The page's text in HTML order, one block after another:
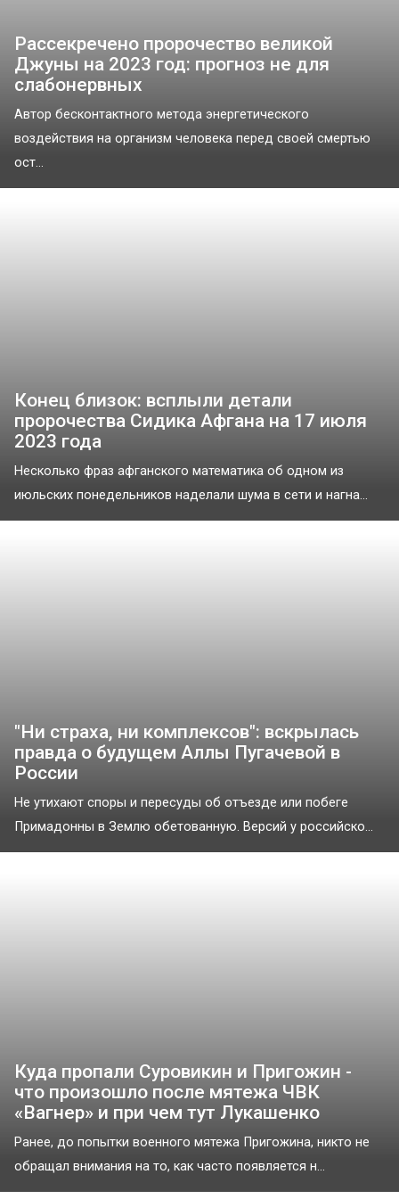
Рассекречено пророчество великой
Джуны на 2023 год: прогноз не для
слабонервных
Автор бесконтактного метода энергетического
воздействия на организм человека перед своей смертью
ост...
Конец близок: всплыли детали
пророчества Сидика Афгана на 17 июля
2023 года
Несколько фраз афганского математика об одном из
июльских понедельников наделали шума в сети и нагна...
"Ни страха, ни комплексов": вскрылась
правда о будущем Аллы Пугачевой в
России
Не утихают споры и пересуды об отъезде или побеге
Примадонны в Землю обетованную. Версий у российско...
Куда пропали Суровикин и Пригожин -
что произошло после мятежа ЧВК
«Вагнер» и при чем тут Лукашенко
Ранее, до попытки военного мятежа Пригожина, никто не
обращал внимания на то, как часто появляется н...